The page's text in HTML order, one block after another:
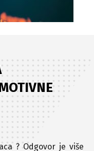
? Odgovor je više